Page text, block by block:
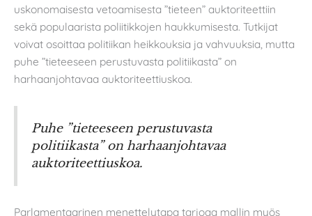
uskonomaisesta vetoamisesta ”tieteen” auktoriteettiin
sekä populaarista poliitikkojen haukkumisesta. Tutkijat
voivat osoittaa politiikan heikkouksia ja vahvuuksia, mutta
puhe ”tieteeseen perustuvasta politiikasta” on
harhaanjohtavaa auktoriteettiuskoa.
Puhe ”tieteeseen perustuvasta
politiikasta” on harhaanjohtavaa
auktoriteettiuskoa.
Parlamentaarinen menettelytapa tarjoaa mallin myös